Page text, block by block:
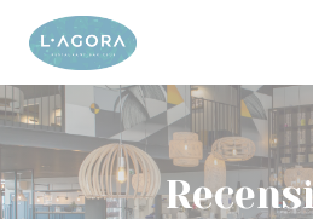
Personalizzazione delle tue scelte